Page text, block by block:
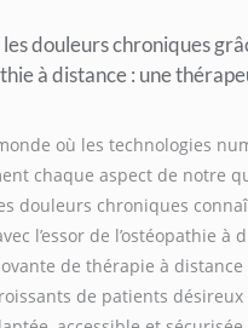
douleurs chroniques
à distance : une
où les technologies
chaque aspect de notre
douleurs chroniques
l’essor de l’ostéopathie à
de thérapie à
de patients désireux